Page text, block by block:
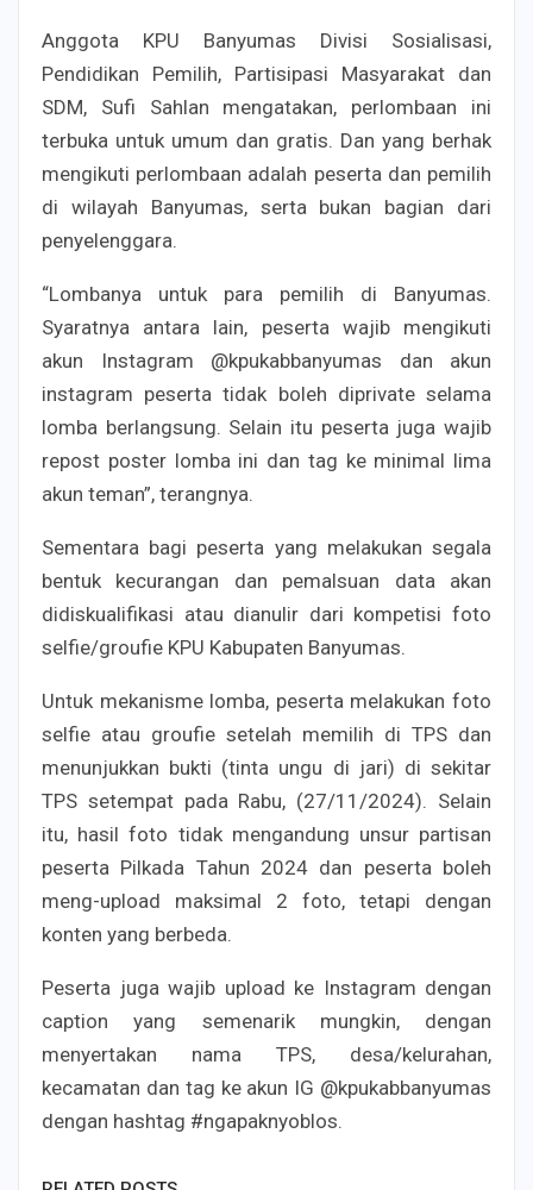
Anggota KPU Banyumas Divisi Sosialisasi,
Pendidikan Pemilih, Partisipasi Masyarakat dan
SDM, Sufi Sahlan mengatakan, perlombaan ini
terbuka untuk umum dan gratis. Dan yang berhak
mengikuti perlombaan adalah peserta dan pemilih
di wilayah Banyumas, serta bukan bagian dari
penyelenggara.
“Lombanya untuk para pemilih di Banyumas.
Syaratnya antara lain, peserta wajib mengikuti
akun Instagram @kpukabbanyumas dan akun
instagram peserta tidak boleh diprivate selama
lomba berlangsung. Selain itu peserta juga wajib
repost poster lomba ini dan tag ke minimal lima
akun teman”, terangnya.
Sementara bagi peserta yang melakukan segala
bentuk kecurangan dan pemalsuan data akan
didiskualifikasi atau dianulir dari kompetisi foto
selfie/groufie KPU Kabupaten Banyumas.
Untuk mekanisme lomba, peserta melakukan foto
selfie atau groufie setelah memilih di TPS dan
menunjukkan bukti (tinta ungu di jari) di sekitar
TPS setempat pada Rabu, (27/11/2024). Selain
itu, hasil foto tidak mengandung unsur partisan
peserta Pilkada Tahun 2024 dan peserta boleh
meng-upload maksimal 2 foto, tetapi dengan
konten yang berbeda.
Peserta juga wajib upload ke Instagram dengan
caption yang semenarik mungkin, dengan
menyertakan nama TPS, desa/kelurahan,
kecamatan dan tag ke akun IG @kpukabbanyumas
dengan hashtag #ngapaknyoblos.